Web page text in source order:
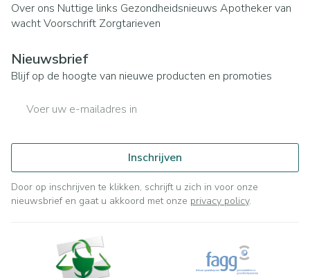
Over ons Nuttige links Gezondheidsnieuws Apotheker van
wachtVoorschrift Zorgtarieven
Nieuwsbrief
Blijf op de hoogte van nieuwe producten en promoties
Inschrijven
Door op inschrijven te klikken, schrijft u zich in voor onze
nieuwsbrief en gaat u akkoord met onze privacy policy.